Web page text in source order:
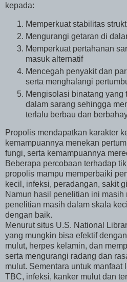
kepada:
Memperkuat stabilitas
Mengurangi getaran di
Memperkuat pertahanan
masuk alternatif
Mencegah penyakit dan
serta menghalangi
Mengisolasi binatang yang
dalam sarang sehingga
terlalu berbau dan
Propolis mendapatkan karakter
kemampuannya menekan
fungi, serta kemampuannya
Beberapa percobaan terhadap
propolis mampu memperbaiki
kecil, infeksi, peradangan, sakit
Namun hasil penelitian ini masih
penelitian masih dalam skala
dengan baik.
Menurut situs U.S. National
yang mungkin bisa efektif
mulut, herpes kelamin, dan
serta mengurangi radang dan
mulut. Sementara untuk manfaat
TBC, infeksi, kanker mulut dan